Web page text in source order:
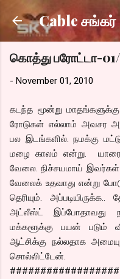
Cable சங்கர்
கொத்து பரோட்டா-01/
- November 01, 2010
கடந்த மூன்று
ரோடுகள் எல்லாம் அவசர
பல இடங்களில். நமக்கு
மழை காலம் என்று. யாரை
வேலை. நிச்சயமாய் இவர்கள்
வேலைக் உதவாது என்று
தெரியும்.
அட்லீஸ்ட் இப்போதாவது
மக்களூக்கு பயன் படும்
ஆட்சிக்கு நல்லதாக
சொல்லிட்டேன்.